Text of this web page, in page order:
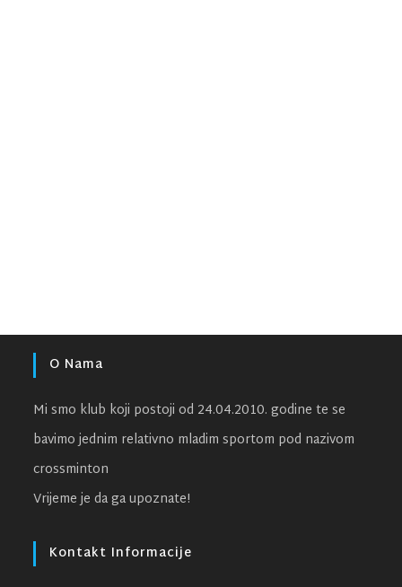
O Nama
Mi smo klub koji postoji od 24.04.2010. godine te se
bavimo jednim relativno mladim sportom pod nazivom
crossminton
Vrijeme je da ga upoznate!
Kontakt Informacije